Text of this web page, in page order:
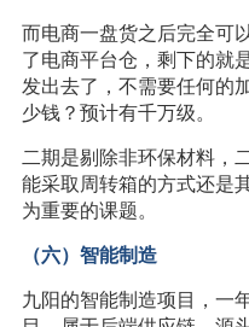
而电商一盘货之后完全可
了电商平台仓，剩下的就
发出去了，不需要任何的
少钱？预计有千万级。
二期是剔除非环保材料，
能采取周转箱的方式还是
为重要的课题。
（六）智能制造
九阳的智能制造项目，一